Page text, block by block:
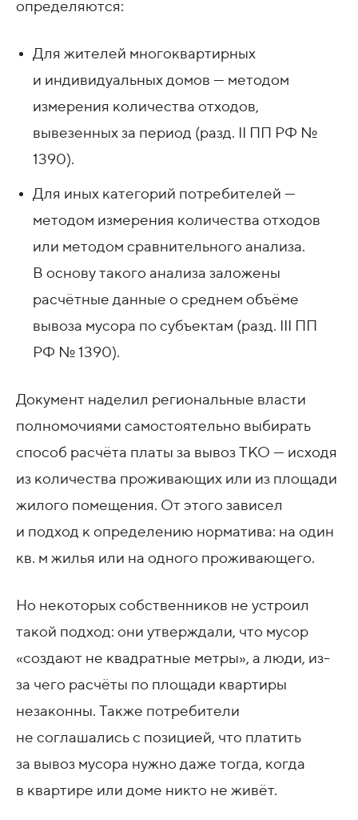
определяются:
Для жителей многоквартирных
и индивидуальных домов — методом
измерения количества отходов,
вывезенных за период (разд. II ПП РФ №
1390).
Для иных категорий потребителей —
методом измерения количества отходов
или методом сравнительного анализа.
В основу такого анализа заложены
расчётные данные о среднем объёме
вывоза мусора по субъектам (разд. III ПП
РФ № 1390).
Документ наделил региональные власти
полномочиями самостоятельно выбирать
способ расчёта платы за вывоз ТКО — исходя
из количества проживающих или из площади
жилого помещения. От этого зависел
и подход к определению норматива: на один
кв. м жилья или на одного проживающего.
Но некоторых собственников не устроил
такой подход: они утверждали, что мусор
«создают не квадратные метры», а люди, из-
за чего расчёты по площади квартиры
незаконны. Также потребители
не соглашались с позицией, что платить
за вывоз мусора нужно даже тогда, когда
в квартире или доме никто не живёт.